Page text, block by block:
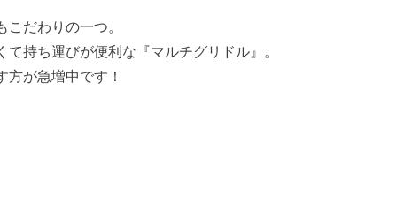
だわりの一つ。
持ち運びが便利な『マルチグリドル』。
が急増中です！